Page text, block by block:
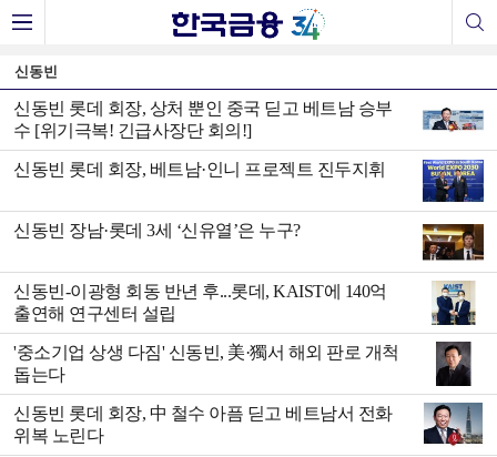
신동빈
신동빈 롯데 회장, 상처 뿐인 중국 딛고 베트남 승부
수 [위기극복! 긴급사장단 회의!]
신동빈 롯데 회장, 베트남·인니 프로젝트 진두지휘
신동빈 장남·롯데 3세 ‘신유열’은 누구?
신동빈-이광형 회동 반년 후...롯데, KAIST에 140억
출연해 연구센터 설립
'중소기업 상생 다짐' 신동빈, 美·獨서 해외 판로 개척
돕는다
신동빈 롯데 회장, 中 철수 아픔 딛고 베트남서 전화
위복 노린다